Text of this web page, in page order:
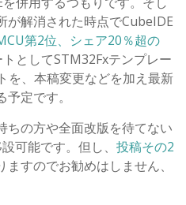
が解消された時点でCubeIDE
第2位、シェア20％超の
としてSTM32Fxテンプレー
を、本稿変更などを加え最新
定です。
ちの方や全面改版を待てない
可能です。但し、 投稿その2
すのでお勧めはしません、